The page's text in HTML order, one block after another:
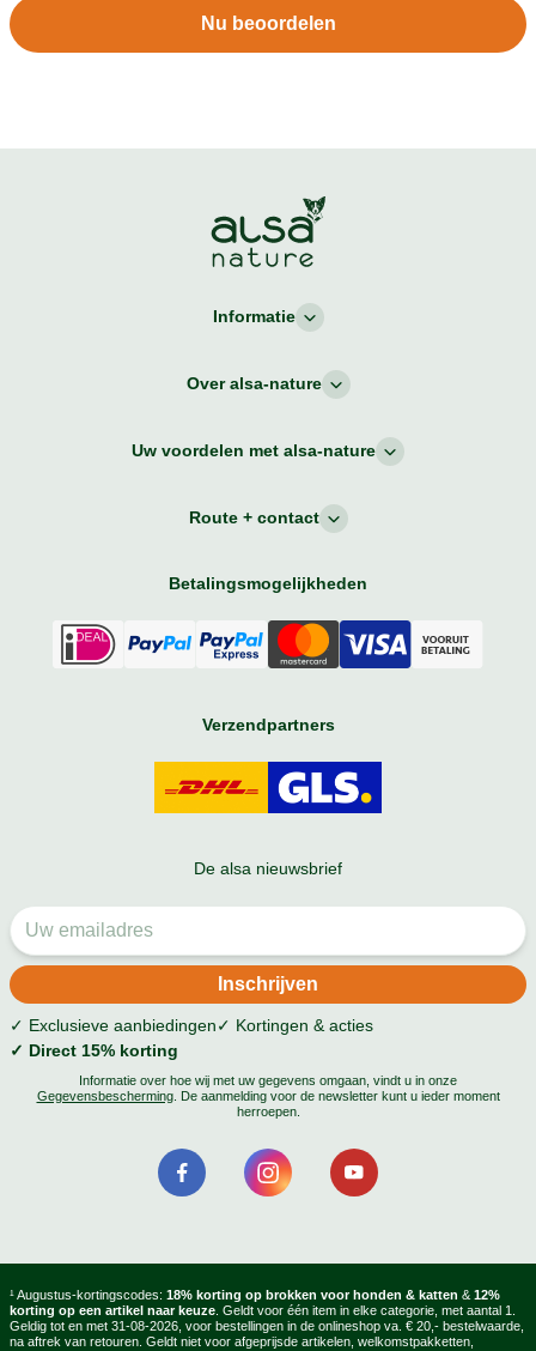
Nu beoordelen
Informatie
Over alsa-nature
Uw voordelen met alsa-nature
Route + contact
Betalingsmogelijkheden
Verzendpartners
De alsa nieuwsbrief
✓ Exclusieve aanbiedingen✓ Kortingen & acties
✓ Direct 15% korting
Informatie over hoe wij met uw gegevens omgaan, vindt u in onze
Gegevensbescherming. De aanmelding voor de newsletter kunt u ieder moment
herroepen.
¹ Augustus-kortingscodes: 18% korting op brokken voor honden & katten &12%
korting op een artikel naar keuze. Geldt voor één item in elke categorie, met aantal 1.
Geldig tot en met 31-08-2026, voor bestellingen in de onlineshop va. € 20,- bestelwaarde,
na aftrek van retouren. Geldt niet voor afgeprijsde artikelen, welkomstpakketten,